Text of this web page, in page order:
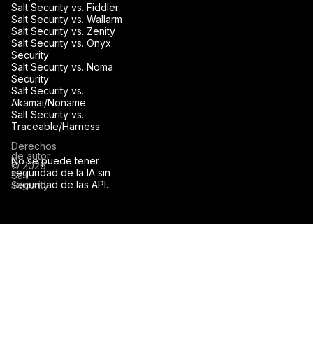
No se puede tener
seguridad de la IA sin
seguridad de las API.
Salt Security vs. Fiddler
Salt Security vs. Wallarm
Salt Security vs. Zenity
Salt Security vs. Onyx
Security
Salt Security vs. Noma
Security
Salt Security vs.
Akamai/Noname
Salt Security vs.
Traceable/Harness
Derechos
de autor
© 2026
Salt
Security